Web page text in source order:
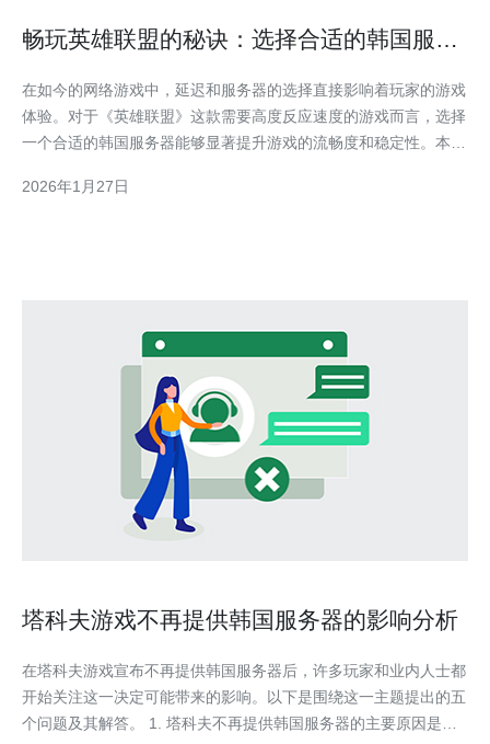
畅玩英雄联盟的秘诀：选择合适的韩国服务
在如今的网络游戏中，延迟和服务器的选择直接影响着玩家的游戏
体验。对于《英雄联盟》这款需要高度反应速度的游戏而言，选择
一个合适的韩国服务器能够显著提升游戏的流畅度和稳定性。本文
盟》。 为什么选择韩国服务器？ 选择韩国服务器的原因主要有几
2026年1月27日
塔科夫游戏不再提供韩国服务器的影响分析
在塔科夫游戏宣布不再提供韩国服务器后，许多玩家和业内人士都
开始关注这一决定可能带来的影响。以下是围绕这一主题提出的五
个问题及其解答。 1. 塔科夫不再提供韩国服务器的主要原因是什